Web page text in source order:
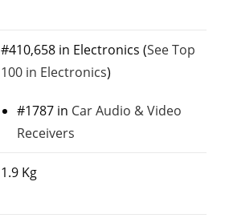
#410,658 in Electronics (See Top
100 in Electronics)
#1787 in Car Audio & Video
Receivers
1.9 Kg